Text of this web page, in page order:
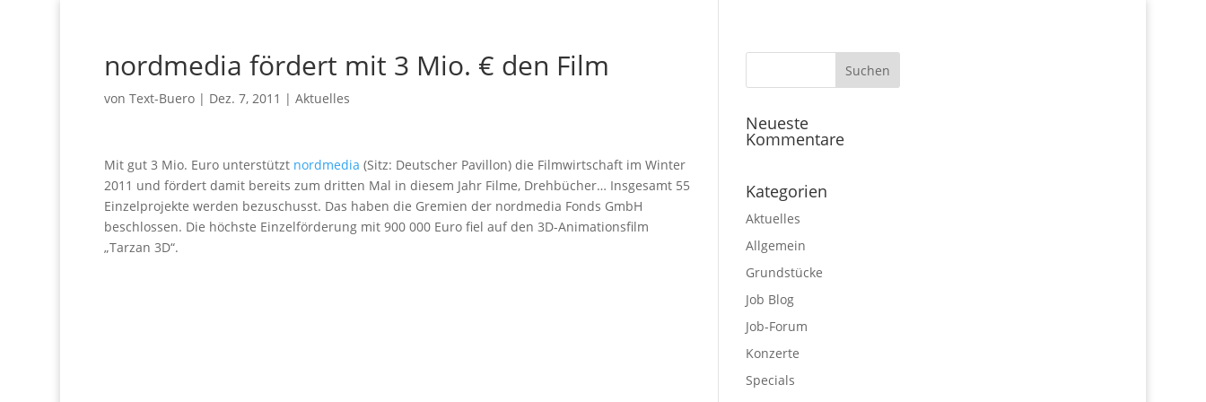
nordmedia fördert mit 3 Mio. € den Film
vonText-Buero | Dez. 7, 2011 |Aktuelles
Mit gut 3 Mio. Euro unterstützt nordmedia (Sitz: Deutscher Pavillon) die Filmwirtschaft im Winter
2011 und fördert damit bereits zum dritten Mal in diesem Jahr Filme, Drehbücher… Insgesamt 55
Einzelprojekte werden bezuschusst. Das haben die Gremien der nordmedia Fonds GmbH
beschlossen. Die höchste Einzelförderung mit 900 000 Euro fiel auf den 3D-Animationsfilm
„Tarzan 3D“.
Neueste
Kommentare
Kategorien
Aktuelles
Allgemein
Grundstücke
Job Blog
Job-Forum
Konzerte
Specials